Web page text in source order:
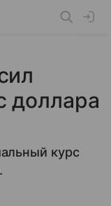
доллара
курс